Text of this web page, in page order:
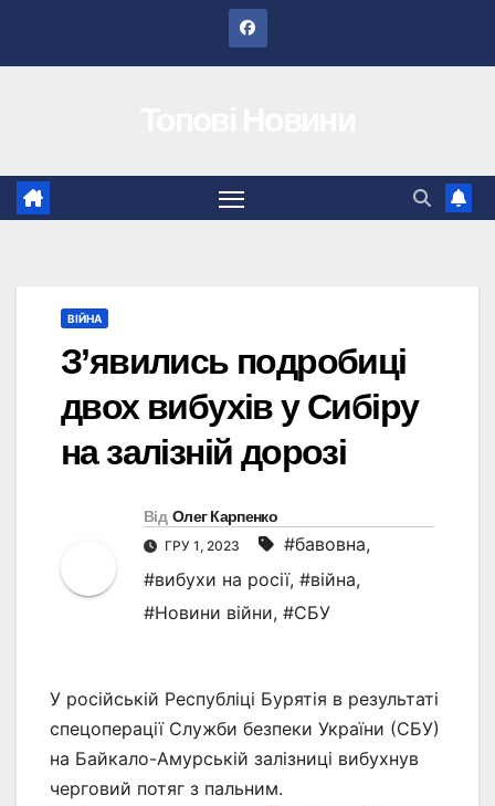
ВІЙНА
З’явились подробиці
двох вибухів у Сибіру
на залізній дорозі
Від Олег Карпенко
ГРУ 1, 2023 #бавовна,
#вибухи на росії, #війна,
#Новини війни, #СБУ
У російській Республіці Бурятія в результаті
спецоперації Служби безпеки України (СБУ)
на Байкало-Амурській залізниці вибухнув
черговий потяг з пальним.